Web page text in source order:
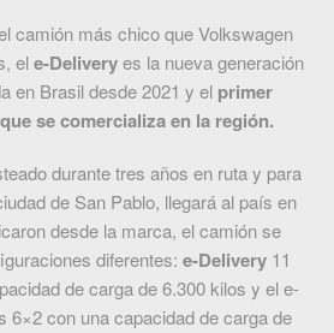
camión más chico que Volkswagen
ele-Deliveryes la nueva generación
en Brasil desde 2021 y elprimer
se comercializa en la región.
durante tres años en ruta y para
de San Pablo, llegará al país en
desde la marca, el camión se
diferentes: e-Delivery 11
de carga de 6.300 kilos y el e-
6×2 con una capacidad de carga de